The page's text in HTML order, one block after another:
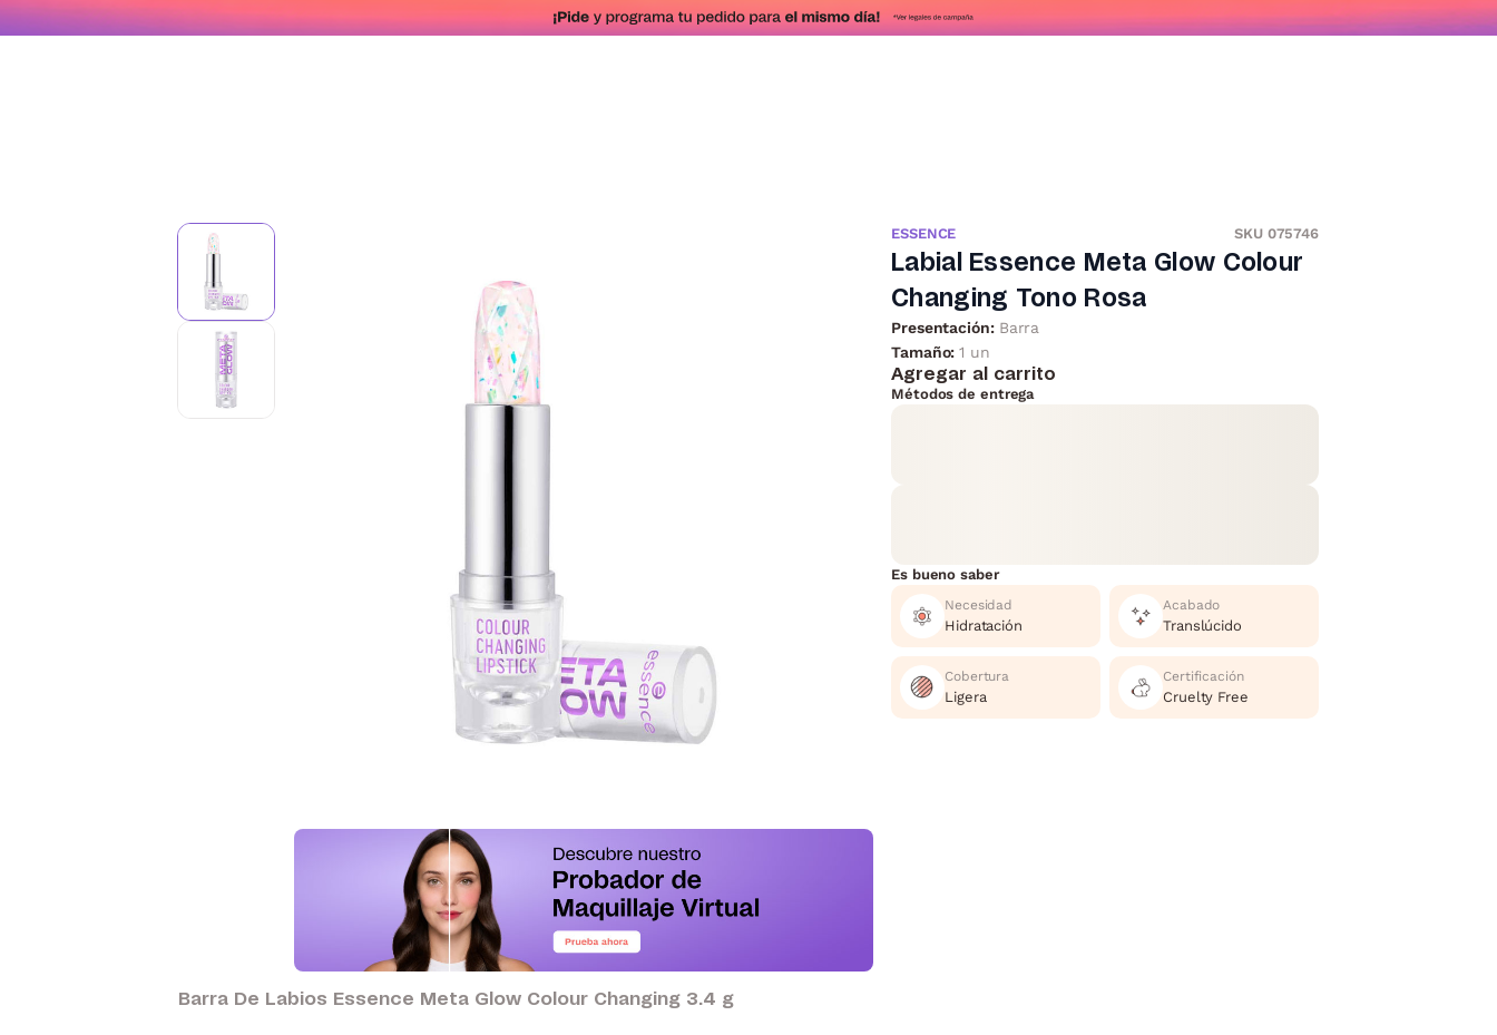
ESSENCE SKU 075746
Labial Essence Meta Glow Colour
Changing Tono Rosa
Presentación: Barra
Tamaño:1 un
Agregar al carrito
Métodos de entrega
Es bueno saber
Necesidad
Hidratación
Acabado
Translúcido
Cobertura
Ligera
Certificación
Cruelty Free
Barra De Labios Essence Meta Glow Colour Changing 3.4 g